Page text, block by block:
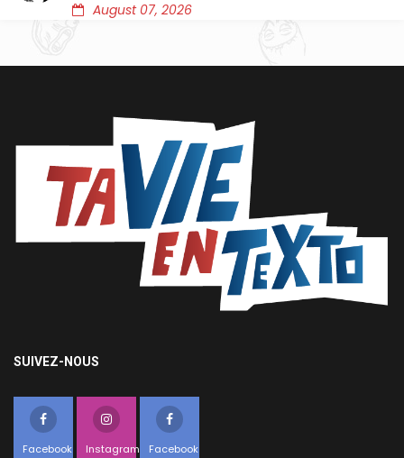
August 07, 2026
SUIVEZ-NOUS
Facebook Instagram Facebook